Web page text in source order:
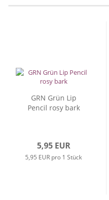
GRN Grün Lip
Pencil rosy bark
5,95 EUR
5,95 EUR pro 1 Stück